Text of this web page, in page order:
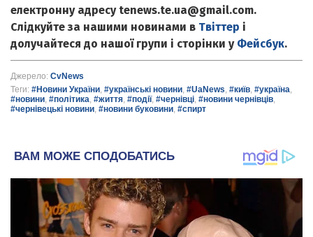
електронну адресу tenews.te.ua@gmail.com.
Слідкуйте за нашими новинами в Твіттер і
долучайтеся до нашої групи і сторінки у Фейсбук.
Джерело: CvNews
Теги: #Новини України, #українські новини, #UaNews, #київ, #україна,
#новини, #політика, #життя, #події, #чернівці, #новини чернівців,
#чернівецькі новини, #новини буковини, #спирт